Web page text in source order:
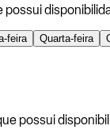
possui
feira Quarta-feira
possui